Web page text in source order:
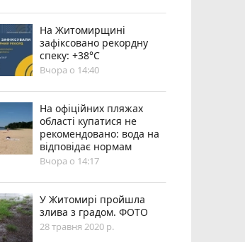
Н️а Житомирщині
зафіксовано рекордну
спеку: +38°C
Вчора о 14:40
На офіційних пляжах
області купатися не
рекомендовано: вода на
відповідає нормам
Вчора о 14:17
У Житомирі пройшла
злива з градом. ФОТО
28 травня 2020 р.